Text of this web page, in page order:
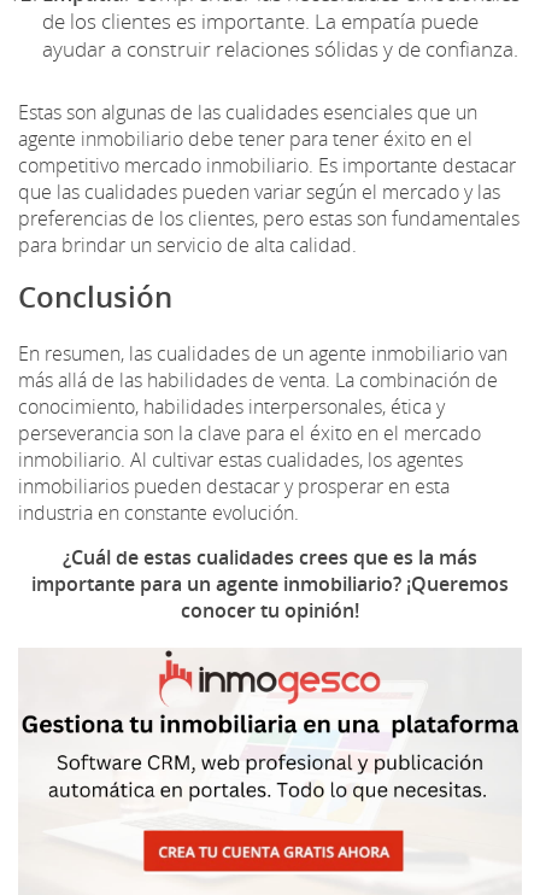
de los clientes es importante. La empatía puede
ayudar a construir relaciones sólidas y de confianza.
Estas son algunas de las cualidades esenciales que un
agente inmobiliario debe tener para tener éxito en el
competitivo mercado inmobiliario. Es importante destacar
que las cualidades pueden variar según el mercado y las
preferencias de los clientes, pero estas son fundamentales
para brindar un servicio de alta calidad.
Conclusión
En resumen, las cualidades de un agente inmobiliario van
más allá de las habilidades de venta. La combinación de
conocimiento, habilidades interpersonales, ética y
perseverancia son la clave para el éxito en el mercado
inmobiliario. Al cultivar estas cualidades, los agentes
inmobiliarios pueden destacar y prosperar en esta
industria en constante evolución.
¿Cuál de estas cualidades crees que es la más
importante para un agente inmobiliario? ¡Queremos
conocer tu opinión!